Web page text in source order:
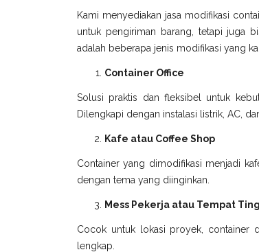
Kami menyediakan jasa modifikasi
untuk pengiriman barang, tetapi juga
adalah beberapa jenis modifikasi yang
Container Office
Solusi praktis dan fleksibel untuk
Dilengkapi dengan instalasi listrik, AC,
Kafe atau Coffee Shop
Container yang dimodifikasi menjadi
dengan tema yang diinginkan.
Mess Pekerja atau Tempat
Cocok untuk lokasi proyek, container
lengkap.